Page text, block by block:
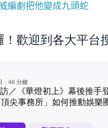
編劇把他變成九頭蛇
歡迎到各大平台